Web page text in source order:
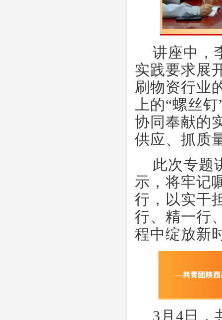
讲座中，
实践要求展
刷物资行业
上的“螺丝
协同奉献的
供应、抓质
此次专题
示，将牢记
行，以实干
行、精一行
程中绽放新
3月4日，